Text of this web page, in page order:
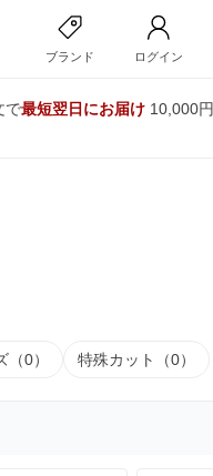
ブランド ログイン
で最短翌日にお届け10,000
0） 特殊カット（0）